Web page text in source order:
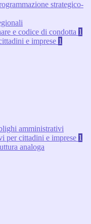
strategico-
e codice di condotta 1
e imprese 1
amministrativi
per cittadini e imprese 1
analoga